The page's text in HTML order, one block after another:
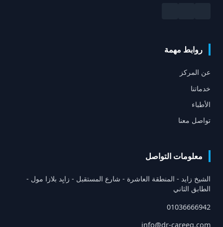
روابط مهمة
عن المركز
خدماتنا
الأطباء
تواصل معنا
معلومات التواصل
الشيخ زايد - المنطقة العاشرة - شارع المستقبل - زايِد بلازا مول -
الطابق الثاني
01036666942
info@dr-careeg.com